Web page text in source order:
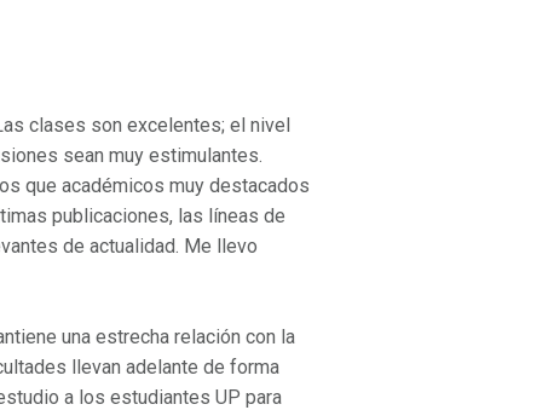
clases son excelentes; el nivel
sean muy estimulantes.
que académicos muy destacados
publicaciones, las líneas de
de actualidad. Me llevo
una estrecha relación con la
llevan adelante de forma
a los estudiantes UP para